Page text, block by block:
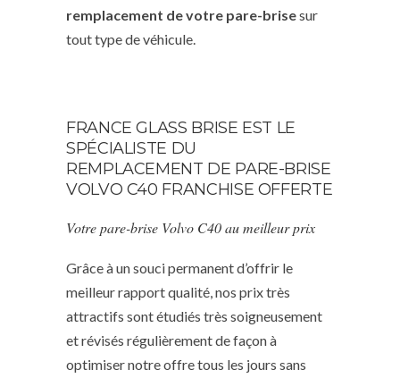
remplacement de votre pare-brisesur
tout type de véhicule.
FRANCE GLASS BRISE EST LE
SPÉCIALISTE DU
REMPLACEMENT DE PARE-BRISE
VOLVO C40 FRANCHISE OFFERTE
Votre pare-brise Volvo C40 au meilleur prix
Grâce à un souci permanent d’offrir le
meilleur rapport qualité, nos prix très
attractifs sont étudiés très soigneusement
et révisés régulièrement de façon à
optimiser notre offre tous les jours sans